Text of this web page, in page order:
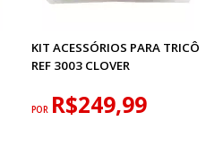
KIT ACESSÓRIOS PARA TRICÔ
REF 3003 CLOVER
POR R$249,99